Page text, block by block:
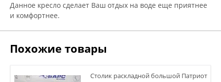
Данное кресло сделает Ваш отдых на воде еще приятнее
и комфортнее.
Похожие товары
Столик раскладной большой Патриот